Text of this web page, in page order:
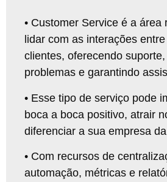
• Customer Service é a área
lidar com as interações
clientes, oferecendo
problemas e garantindo
• Esse tipo de serviço pode
boca a boca positivo, atrair
diferenciar a sua empresa
• Com recursos de
automação, métricas e